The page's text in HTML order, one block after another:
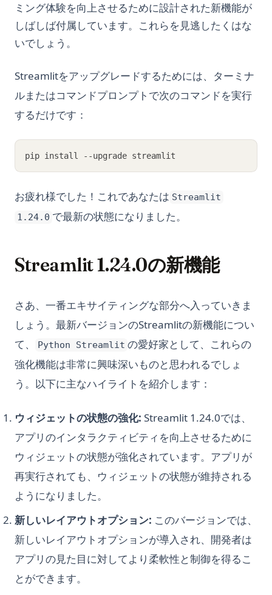
ミング体験を向上させるために設計された新機能が
しばしば付属しています。これらを見逃したくはな
いでしょう。
Streamlitをアップグレードするためには、ターミナ
ルまたはコマンドプロンプトで次のコマンドを実行
するだけです：
pip install --upgrade streamlit
お疲れ様でした！これであなたは Streamlit
1.24.0 で最新の状態になりました。
Streamlit 1.24.0の新機能
さあ、一番エキサイティングな部分へ入っていきま
しょう。最新バージョンのStreamlitの新機能につい
て、
Python Streamlit の愛好家として、これらの
強化機能は非常に興味深いものと思われるでしょ
う。以下に主なハイライトを紹介します：
ウィジェットの状態の強化: Streamlit 1.24.0では、
アプリのインタラクティビティを向上させるために
ウィジェットの状態が強化されています。アプリが
再実行されても、ウィジェットの状態が維持される
ようになりました。
新しいレイアウトオプション: このバージョンでは、
新しいレイアウトオプションが導入され、開発者は
アプリの見た目に対してより柔軟性と制御を得るこ
とができます。